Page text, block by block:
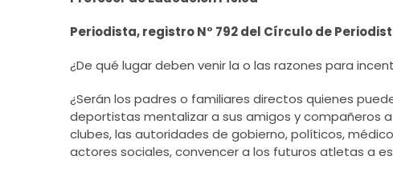
Periodista, registro N° 792 del Círculo de
¿De qué lugar deben venir la o las razones para
¿Serán los padres o familiares directos quienes
deportistas mentalizar a sus amigos y compañeros
clubes, las autoridades de gobierno, políticos,
actores sociales, convencer a los futuros atletas a